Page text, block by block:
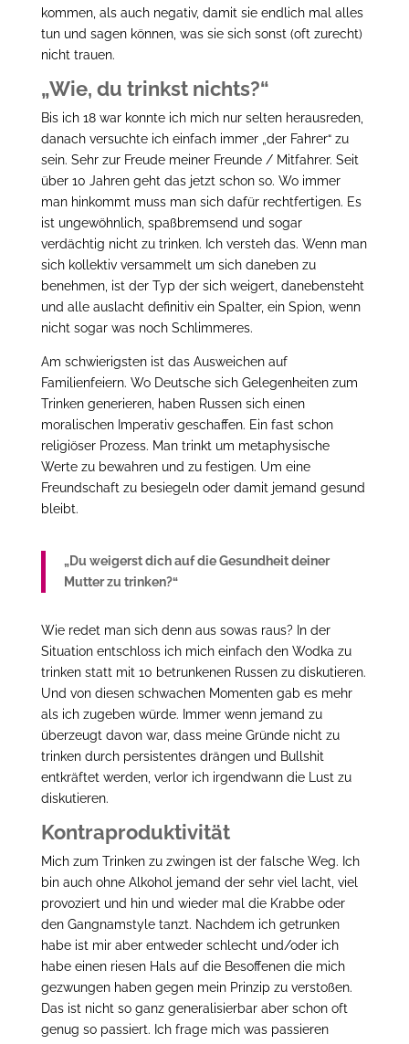
kommen, als auch negativ, damit sie endlich mal alles
tun und sagen können, was sie sich sonst (oft zurecht)
nicht trauen.
„Wie, du trinkst nichts?“
Bis ich 18 war konnte ich mich nur selten herausreden,
danach versuchte ich einfach immer „der Fahrer“ zu
sein. Sehr zur Freude meiner Freunde / Mitfahrer. Seit
über 10 Jahren geht das jetzt schon so. Wo immer
man hinkommt muss man sich dafür rechtfertigen. Es
ist ungewöhnlich, spaßbremsend und sogar
verdächtig nicht zu trinken. Ich versteh das. Wenn man
sich kollektiv versammelt um sich daneben zu
benehmen, ist der Typ der sich weigert, danebensteht
und alle auslacht definitiv ein Spalter, ein Spion, wenn
nicht sogar was noch Schlimmeres.
Am schwierigsten ist das Ausweichen auf
Familienfeiern. Wo Deutsche sich Gelegenheiten zum
Trinken generieren, haben Russen sich einen
moralischen Imperativ geschaffen. Ein fast schon
religiöser Prozess. Man trinkt um metaphysische
Werte zu bewahren und zu festigen. Um eine
Freundschaft zu besiegeln oder damit jemand gesund
bleibt.
„Du weigerst dich auf die Gesundheit deiner
Mutter zu trinken?“
Wie redet man sich denn aus sowas raus? In der
Situation entschloss ich mich einfach den Wodka zu
trinken statt mit 10 betrunkenen Russen zu diskutieren.
Und von diesen schwachen Momenten gab es mehr
als ich zugeben würde. Immer wenn jemand zu
überzeugt davon war, dass meine Gründe nicht zu
trinken durch persistentes drängen und Bullshit
entkräftet werden, verlor ich irgendwann die Lust zu
diskutieren.
Kontraproduktivität
Mich zum Trinken zu zwingen ist der falsche Weg. Ich
bin auch ohne Alkohol jemand der sehr viel lacht, viel
provoziert und hin und wieder mal die Krabbe oder
den Gangnamstyle tanzt. Nachdem ich getrunken
habe ist mir aber entweder schlecht und/oder ich
habe einen riesen Hals auf die Besoffenen die mich
gezwungen haben gegen mein Prinzip zu verstoßen.
Das ist nicht so ganz generalisierbar aber schon oft
genug so passiert. Ich frage mich was passieren